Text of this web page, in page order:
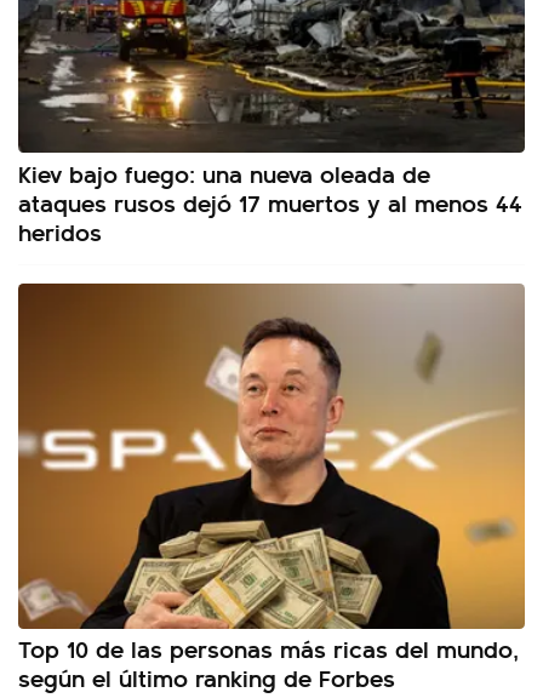
Kiev bajo fuego: una nueva oleada de
ataques rusos dejó 17 muertos y al menos 44
heridos
Top 10 de las personas más ricas del mundo,
según el último ranking de Forbes